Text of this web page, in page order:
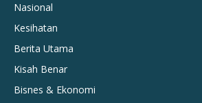
Nasional
Kesihatan
Berita Utama
Kisah Benar
Bisnes & Ekonomi